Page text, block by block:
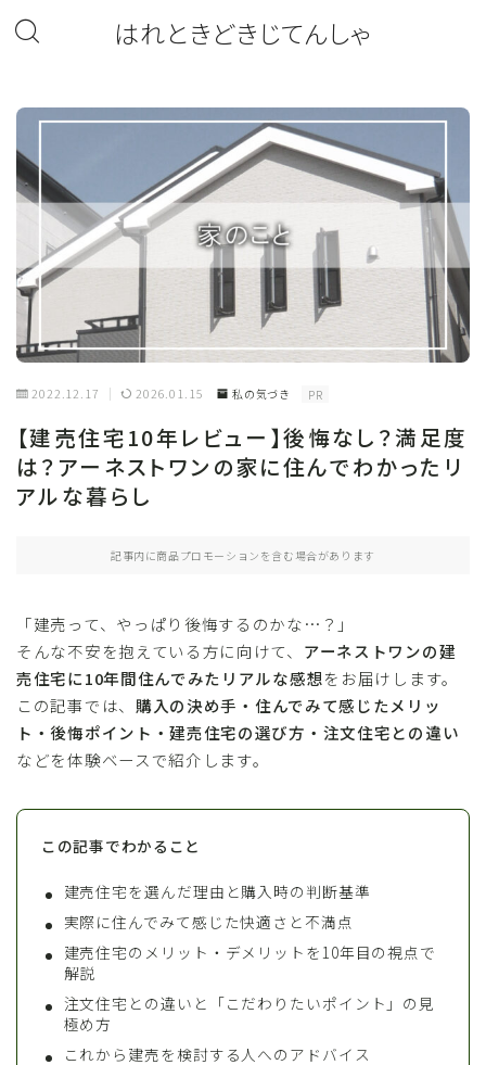
はれときどきじてんしゃ
2022.12.17 2026.01.15 私の気づき PR
【建売住宅10年レビュー】後悔なし？満足度
は？アーネストワンの家に住んでわかったリ
アルな暮らし
記事内に商品プロモーションを含む場合があります
「建売って、やっぱり後悔するのかな…？」
そんな不安を抱えている方に向けて、 アーネストワンの建
売住宅に10年間住んでみたリアルな感想をお届けします。
この記事では、 購入の決め手・住んでみて感じたメリッ
ト・後悔ポイント・建売住宅の選び方・注文住宅との違い
などを体験ベースで紹介します。
この記事でわかること
建売住宅を選んだ理由と購入時の判断基準
実際に住んでみて感じた快適さと不満点
建売住宅のメリット・デメリットを10年目の視点で
解説
注文住宅との違いと「こだわりたいポイント」の見
極め方
これから建売を検討する人へのアドバイス